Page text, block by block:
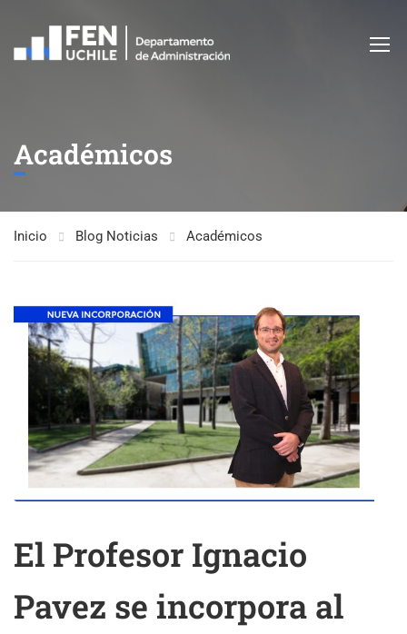
Académicos
Inicio Blog Noticias Académicos
El Profesor Ignacio
Pavez se incorpora al